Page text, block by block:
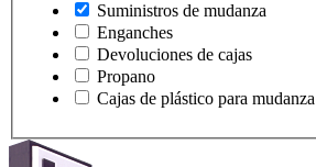
Suministros de mudanza
Enganches
Devoluciones de cajas
Propano
Cajas de plástico para mudanza